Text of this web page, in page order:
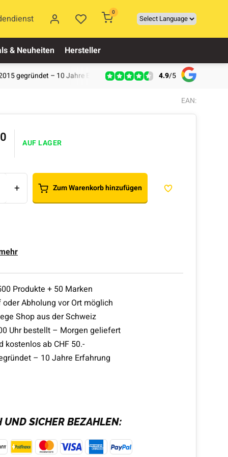
0
& Neuheiten Hersteller
gegründet – 10 Jahre Erfahrung 4.9/5
EAN:
AUF LAGER
+ Zum Warenkorb hinzufügen
Produkte + 50 Marken
oder Abholung vor Ort möglich
Shop aus der Schweiz
Uhr bestellt – Morgen geliefert
kostenlos ab CHF 50.-
– 10 Jahre Erfahrung
UND SICHER BEZAHLEN: